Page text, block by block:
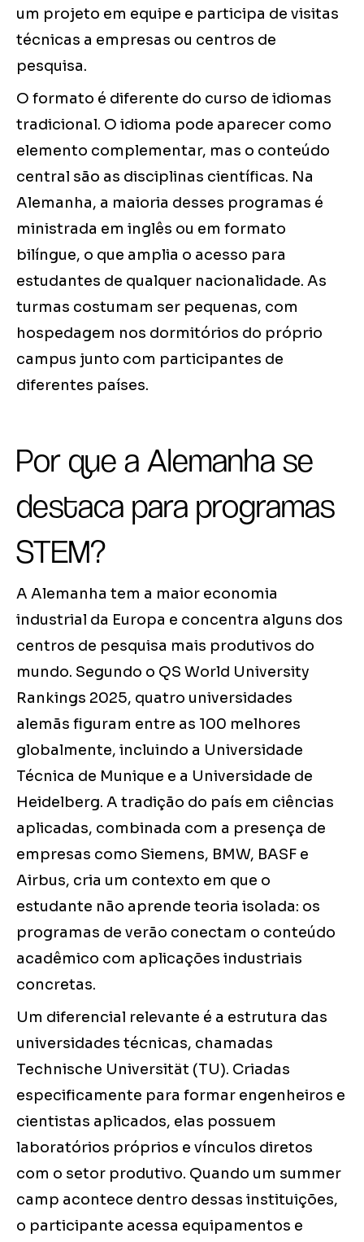
um projeto em equipe e participa de visitas
técnicas a empresas ou centros de
pesquisa.
O formato é diferente do curso de idiomas
tradicional. O idioma pode aparecer como
elemento complementar, mas o conteúdo
central são as disciplinas científicas. Na
Alemanha, a maioria desses programas é
ministrada em inglês ou em formato
bilíngue, o que amplia o acesso para
estudantes de qualquer nacionalidade. As
turmas costumam ser pequenas, com
hospedagem nos dormitórios do próprio
campus junto com participantes de
diferentes países.
Por que a Alemanha se
destaca para programas
STEM?
A Alemanha tem a maior economia
industrial da Europa e concentra alguns dos
centros de pesquisa mais produtivos do
mundo. Segundo o QS World University
Rankings 2025, quatro universidades
alemãs figuram entre as 100 melhores
globalmente, incluindo a Universidade
Técnica de Munique e a Universidade de
Heidelberg. A tradição do país em ciências
aplicadas, combinada com a presença de
empresas como Siemens, BMW, BASF e
Airbus, cria um contexto em que o
estudante não aprende teoria isolada: os
programas de verão conectam o conteúdo
acadêmico com aplicações industriais
concretas.
Um diferencial relevante é a estrutura das
universidades técnicas, chamadas
Technische Universität (TU). Criadas
especificamente para formar engenheiros e
cientistas aplicados, elas possuem
laboratórios próprios e vínculos diretos
com o setor produtivo. Quando um summer
camp acontece dentro dessas instituições,
o participante acessa equipamentos e